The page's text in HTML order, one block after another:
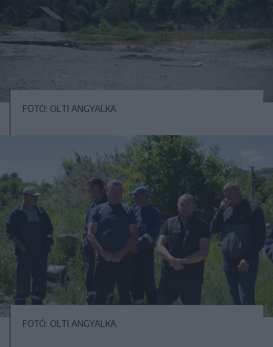
FOTÓ: OLTI ANGYALKA
FOTÓ: OLTI ANGYALKA